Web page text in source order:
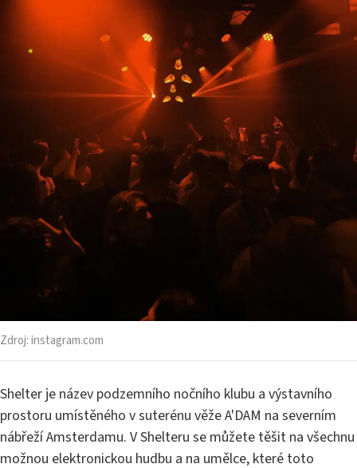
Zdroj:instagram.com
Shelter je název podzemního nočního klubu a výstavního
prostoru umístěného v suterénu věže A'DAM na severním
nábřeží Amsterdamu. V Shelteru se můžete těšit na všechnu
možnou elektronickou hudbu a na umělce, které toto